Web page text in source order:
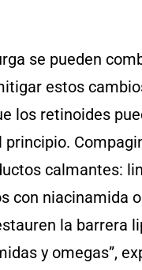
se pueden
estos
los retinoides
principio.
calmantes:
con niacinamida o
la barrera
y omegas”,